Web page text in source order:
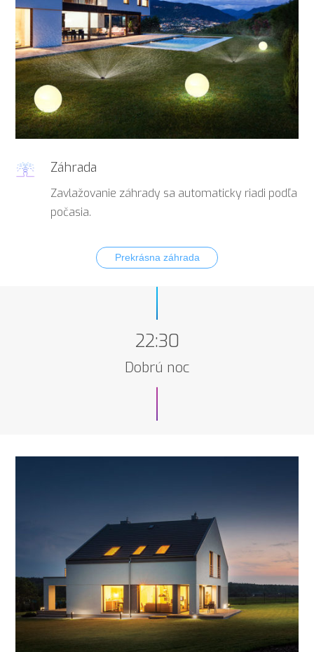
Záhrada
Zavlažovanie záhrady sa automaticky riadi podľa
počasia.
Prekrásna záhrada
22:30
Dobrú noc